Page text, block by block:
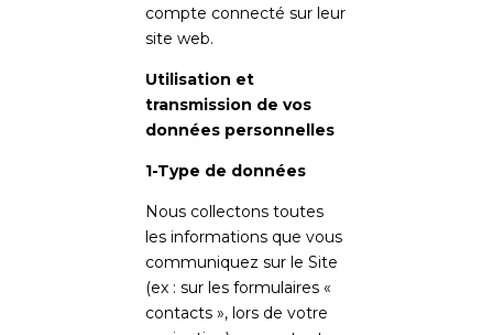
compte connecté sur leur
site web.
Utilisation et
transmission de vos
données personnelles
1-Type de données
Nous collectons toutes
les informations que vous
communiquez sur le Site
(ex : sur les formulaires «
contacts », lors de votre